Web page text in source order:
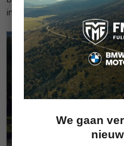
immers geen motorgeluid
We gaan